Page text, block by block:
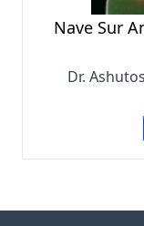
Nave Sur
Dr.